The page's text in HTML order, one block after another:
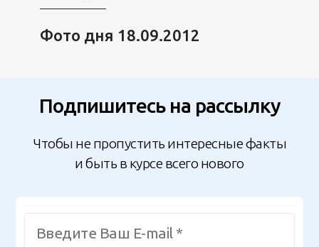
Фото дня 18.09.2012
Подпишитесь на рассылку
Чтобы не пропустить интересные факты
и быть в курсе всего нового